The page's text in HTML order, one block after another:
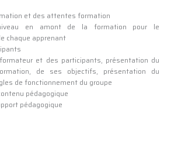
et des attentes formation
en amont de la formation pour le
chaque apprenant
et des participants, présentation du
de ses objectifs, présentation du
de fonctionnement du groupe
pédagogique
pédagogique